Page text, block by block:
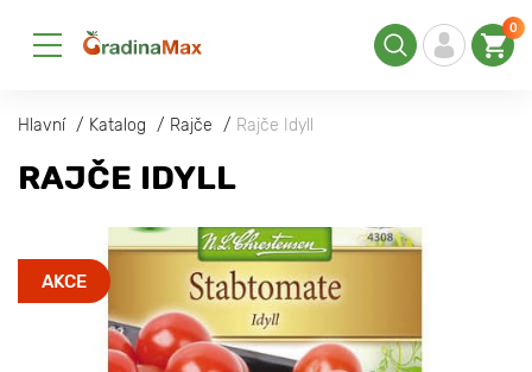
0
Hlavní Katalog Rajče Rajče Idyll
RAJČE IDYLL
AKCE